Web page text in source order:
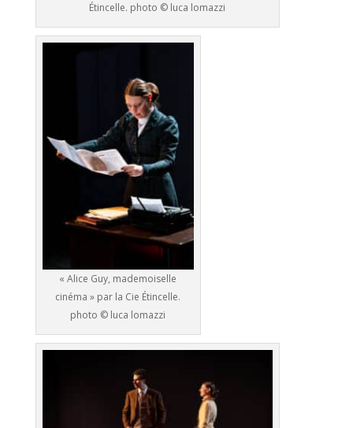
Étincelle. photo © luca lomazzi
« Alice Guy, mademoiselle
cinéma » par la Cie Étincelle.
photo © luca lomazzi